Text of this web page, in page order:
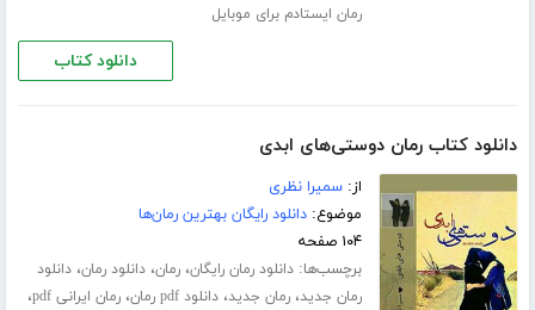
رمان ایستادم برای موبایل
دانلود کتاب
دانلود کتاب رمان دوستی‌های ابدی
از:سمیرا نظری
موضوع:دانلود رایگان بهترین رمان‌ها
۱۰۴ صفحه
برچسب‌ها:دانلود رمان رایگان،رمان،دانلود رمان،دانلود
رمان جدید،رمان جدید،دانلود pdf رمان ،رمان ایرانی pdf ،